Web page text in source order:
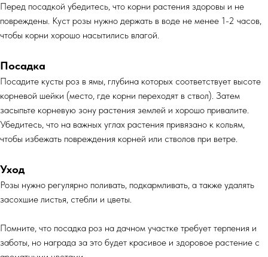
Перед посадкой убедитесь, что корни растения здоровы и не
повреждены. Куст розы нужно держать в воде не менее 1-2 часов,
чтобы корни хорошо насытились влагой.
Посадка
Посадите кусты роз в ямы, глубина которых соответствует высоте
корневой шейки (место, где корни переходят в ствол). Затем
засыпьте корневую зону растения землей и хорошо привалите.
Убедитесь, что на важных углах растения привязано к кольям,
чтобы избежать повреждения корней или стволов при ветре.
Уход
Розы нужно регулярно поливать, подкармливать, а также удалять
засохшие листья, стебли и цветы.
Помните, что посадка роз на дачном участке требует терпения и
заботы, но награда за это будет красивое и здоровое растение с